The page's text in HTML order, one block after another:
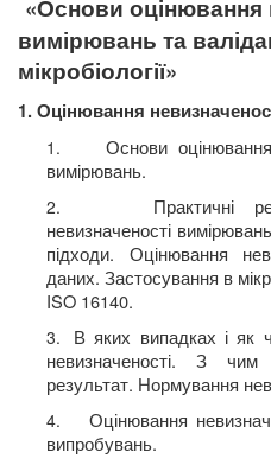
«Основи оцінювання
вимірювань та
мікробіології»
1. Оцінювання
1.
Основи
вимірювань.
2.
Практичні
невизначеності
підходи. Оцінювання
даних. Застосування в
ISO 16140.
3. В яких випадках і як
невизначеності. З чим
результат. Нормування
4.
Оцінювання
випробувань.